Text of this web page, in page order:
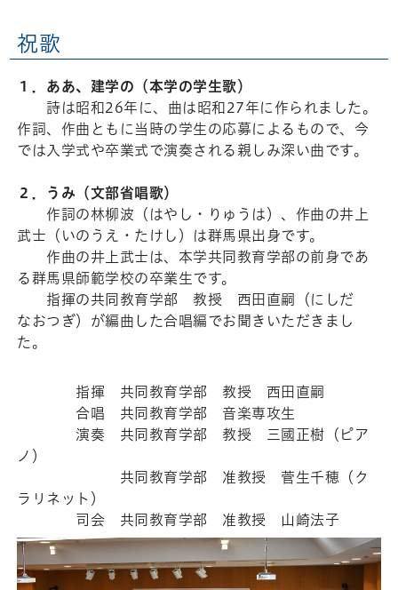
祝歌
１． ああ、建学の（本学の学生歌）
詩は昭和26年に、曲は昭和27年に作られました。
作詞、作曲ともに当時の学生の応募によるもので、今
では入学式や卒業式で演奏される親しみ深い曲です。
２．うみ（文部省唱歌）
作詞の林柳波（はやし・りゅうは）、作曲の井上
武士（いのうえ・たけし）は群馬県出身です。
作曲の井上武士は、本学共同教育学部の前身であ
る群馬県師範学校の卒業生です。
指揮の共同教育学部 教授 西田直嗣（にしだ
なおつぎ）が編曲した合唱編でお聞きいただきまし
た。
指揮 共同教育学部 教授 西田直嗣
合唱 共同教育学部 音楽専攻生
演奏 共同教育学部 教授 三國正樹（ピア
ノ）
共同教育学部 准教授 菅生千穂（ク
ラリネット）
司会 共同教育学部 准教授 山崎法子